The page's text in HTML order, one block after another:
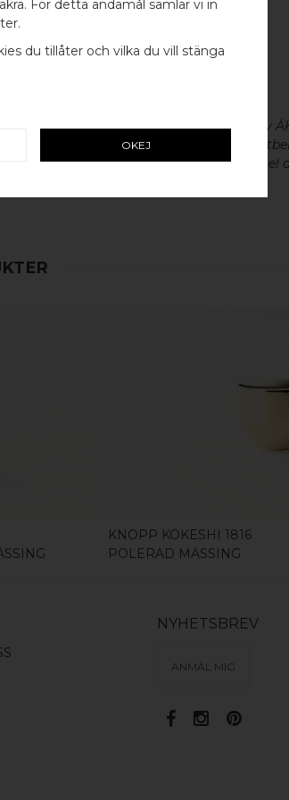
LUCKA: M4 X 25MM - 1 ST
METALL - Alla våra beslag är tillverkade av
stål eller aluminium utan metallisk
livslängd och vacker patina. För skötsel
KNOPP KOKESHI 1816
POLERAD MÄSSING
NYHETSBREV
ANMÄL MIG
För detta ändamål samlar vi in
du tillåter och vilka du vill stänga
OKEJ